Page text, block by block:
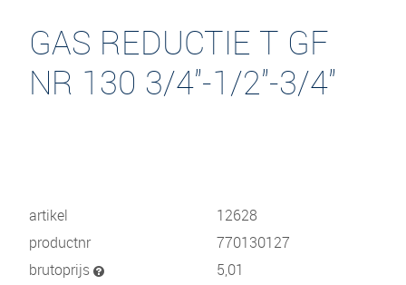
GAS REDUCTIE T GF
NR 130 3/4"-1/2"-3/4"
artikel
12628
productnr
770130127
brutoprijs
5,01